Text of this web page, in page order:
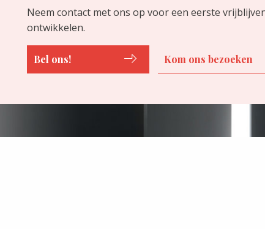
Neem contact met ons op voor een eerste
ontwikkelen.
Bel ons! Kom ons bezoeken